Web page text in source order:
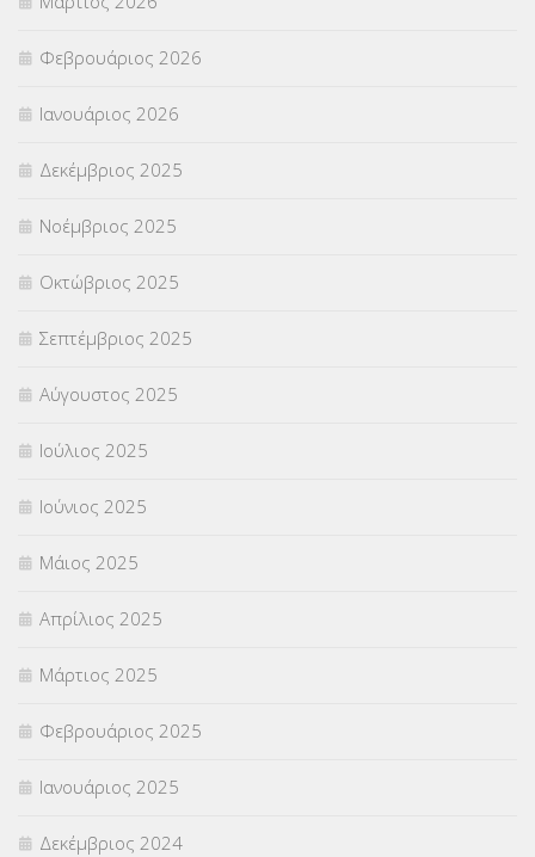
ΣΤΕΛΕΧΗ (360)
ΣΥΜΒΟΥΛΕΥΤΙΚΟΣ ΣΤΑΘΜΟΣ ΝΕΩΝ
ΣΥΝΤΑΞΕΙΣ(12)
ΣΧΟΛΙΚΟΙ ΣΥΜΒΟΥΛΟΙ
ΥΠΕΡΑΡΙΘΜΟΙ(1)
ΥΠΟΤΡΟΦΙΕΣ(28)
ΦΥΣΙΚΗ ΑΓΩΓΗ(692)
Χωρίς κατηγορία
Φεβρουάριος 2026
Ιανουάριος 2026
Δεκέμβριος 2025
Νοέμβριος 2025
Οκτώβριος 2025
Σεπτέμβριος 2025
Αύγουστος 2025
Ιούλιος 2025
Ιούνιος 2025
Μάιος 2025
Απρίλιος 2025
Μάρτιος 2025
Φεβρουάριος 2025
Ιανουάριος 2025
Δεκέμβριος 2024